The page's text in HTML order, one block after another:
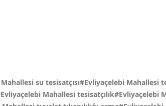
su tesisatçısı#Evliyaçelebi Mahallesi
Mahallesi tesisatçılık#Evliyaçelebi